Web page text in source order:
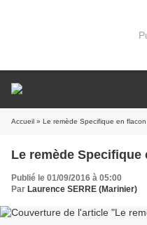
Accueil » Le remède Specifique en flacon
Le remède Specifique
Publié le 01/09/2016 à 05:00
Par Laurence SERRE (Marinier)